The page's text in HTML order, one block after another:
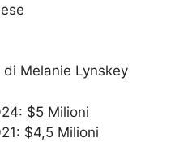
Melanie Lynskey
$5 Milioni
$4,5 Milioni